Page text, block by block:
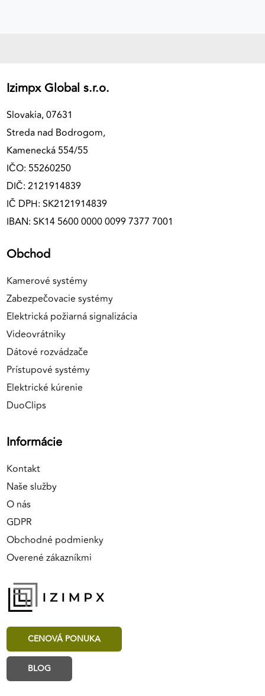
Izimpx Global s.r.o.
Slovakia, 07631
Streda nad Bodrogom,
Kamenecká 554/55
IČO: 55260250
DIČ: 2121914839
IČ DPH: SK2121914839
IBAN: SK14 5600 0000 0099 7377 7001
Obchod
Kamerové systémy
Zabezpečovacie systémy
Elektrická požiarná signalizácia
Videovrátniky
Dátové rozvádzače
Prístupové systémy
Elektrické kúrenie
DuoClips
Informácie
Kontakt
Naše služby
O nás
GDPR
Obchodné podmienky
Overené zákazníkmi
CENOVÁ PONUKA
BLOG